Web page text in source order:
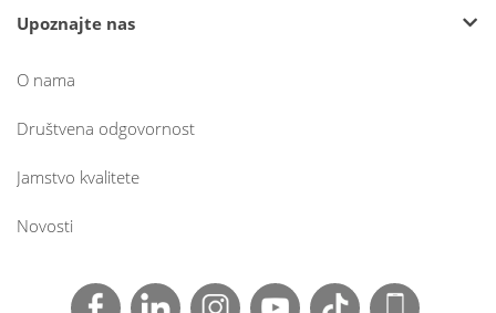
Upoznajte nas
O nama
Društvena odgovornost
Jamstvo kvalitete
Novosti